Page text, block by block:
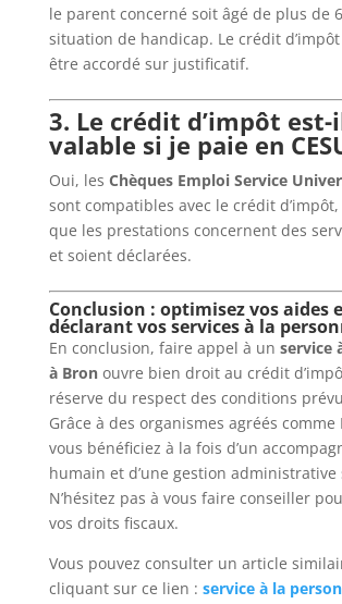
le parent concerné soit âgé de plus de
situation de handicap. Le crédit
être accordé sur justificatif.
3. Le crédit d’impôt est-
valable si je paie en
Oui, les Chèques Emploi Service
sont compatibles avec le crédit
que les prestations concernent des
et soient déclarées.
Conclusion : optimisez vos aides
déclarant vos services à la
En conclusion, faire appel à un service
à Bronouvre bien droit au crédit
réserve du respect des conditions
Grâce à des organismes agréés comme
vous bénéficiez à la fois d’un
humain et d’une gestion
N’hésitez pas à vous faire conseiller
vos droits fiscaux.
Vous pouvez consulter un article
cliquant sur ce lien : service à la